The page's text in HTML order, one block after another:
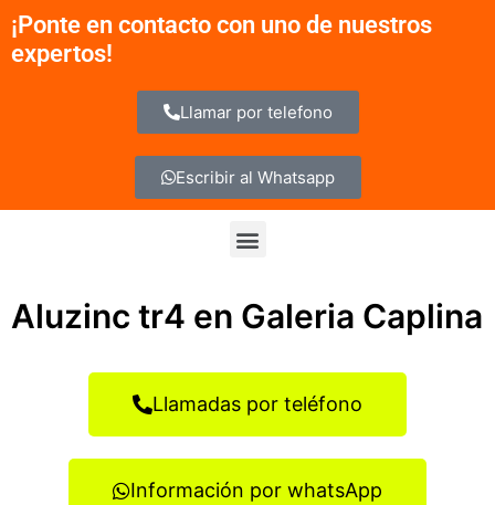
contenido
¡Ponte en contacto con uno de nuestros
expertos!
Llamar por telefono
Escribir al Whatsapp
Menu
Aluzinc tr4 en Galeria Caplina
Llamadas por teléfono
Información por whatsApp